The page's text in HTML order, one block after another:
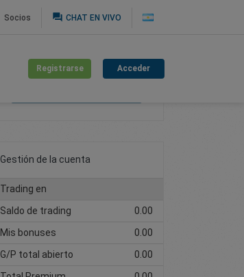
Socios question_answer CHAT EN VIVO
Registrarse Acceder
Cree una cuenta de
Gestión de la cuenta
Trading en
Saldo de trading
0.00
Mis bonuses
0.00
G/P total abierto
0.00